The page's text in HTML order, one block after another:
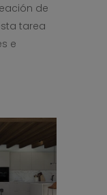
de
tarea
e